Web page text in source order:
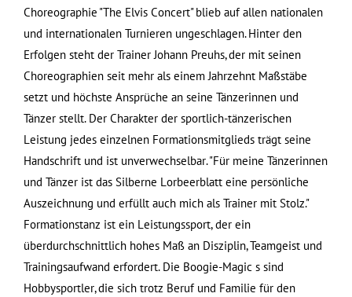
Choreographie "The Elvis Concert" blieb auf allen nationalen
und internationalen Turnieren ungeschlagen. Hinter den
Erfolgen steht der Trainer Johann Preuhs, der mit seinen
Choreographien seit mehr als einem Jahrzehnt Maßstäbe
setzt und höchste Ansprüche an seine Tänzerinnen und
Tänzer stellt. Der Charakter der sportlich-tänzerischen
Leistung jedes einzelnen Formationsmitglieds trägt seine
Handschrift und ist unverwechselbar. "Für meine Tänzerinnen
und Tänzer ist das Silberne Lorbeerblatt eine persönliche
Auszeichnung und erfüllt auch mich als Trainer mit Stolz."
Formationstanz ist ein Leistungssport, der ein
überdurchschnittlich hohes Maß an Disziplin, Teamgeist und
Trainingsaufwand erfordert. Die Boogie-Magic s sind
Hobbysportler, die sich trotz Beruf und Familie für den